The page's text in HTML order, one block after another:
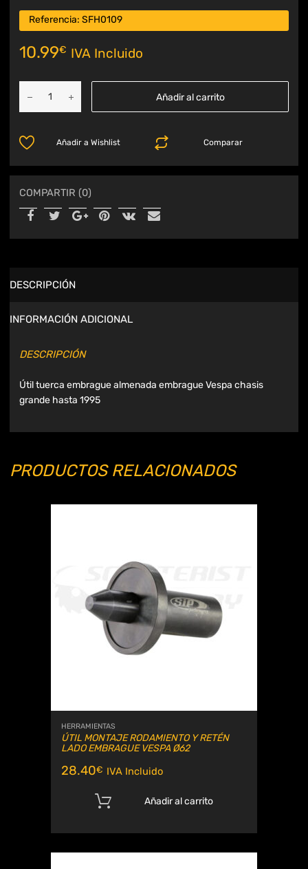
Referencia: SFH0109
10.99€ IVA Incluido
Añadir al carrito
Comparar
Añadir a Wishlist
COMPARTIR (0)
DESCRIPCIÓN
INFORMACIÓN ADICIONAL
DESCRIPCIÓN
Útil tuerca embrague almenada embrague Vespa chasis
grande hasta 1995
PRODUCTOS RELACIONADOS
HERRAMIENTAS
ÚTIL MONTAJE RODAMIENTO Y RETÉN
LADO EMBRAGUE VESPA Ø62
28.40€ IVA Incluido
Añadir al carrito